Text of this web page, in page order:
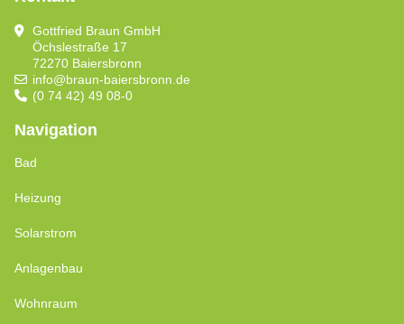
Gottfried Braun GmbH
Öchslestraße 17
72270 Baiersbronn
info@braun-baiersbronn.de
(0 74 42) 49 08-0
Navigation
Bad
Heizung
Solarstrom
Anlagenbau
Wohnraum